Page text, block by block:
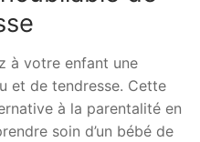
à votre enfant une
et de tendresse. Cette
à la parentalité en
soin d’un bébé de